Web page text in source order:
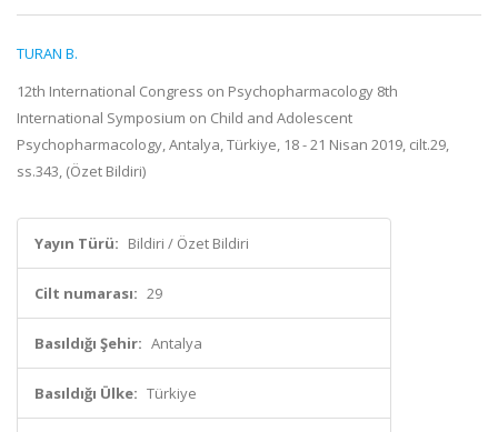
TURAN B.
12th International Congress on Psychopharmacology 8th
International Symposium on Child and Adolescent
Psychopharmacology, Antalya, Türkiye, 18 - 21 Nisan 2019, cilt.29,
ss.343, (Özet Bildiri)
Yayın Türü: Bildiri / Özet Bildiri
Cilt numarası: 29
Basıldığı Şehir: Antalya
Basıldığı Ülke: Türkiye